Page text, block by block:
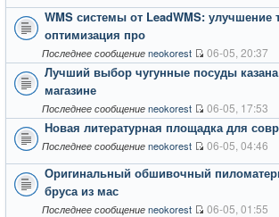
WMS системы от LeadWMS: улучшение
оптимизация про
Последнее сообщение neokorest 06-05, 20:37
Лучший выбор чугунные посуды казана
магазине
Последнее сообщение neokorest 06-05, 17:53
Новая литературная площадка для
Последнее сообщение neokorest 06-05, 04:46
Оригинальный обшивочный
бруса из мас
Последнее сообщение neokorest 06-05, 01:55